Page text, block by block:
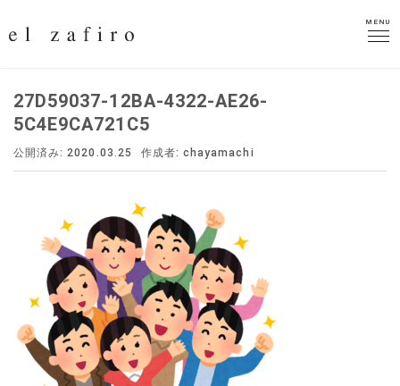
MENU
MENU
27D59037-12BA-4322-AE26-
5C4E9CA721C5
公開済み: 2020.03.25 作成者:chayamachi